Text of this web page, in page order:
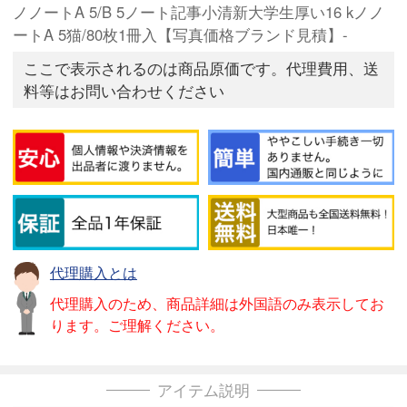
ノノートA 5/B 5ノート記事小清新大学生厚い16 kノノ
ートA 5猫/80枚1冊入【写真価格ブランド見積】-
ここで表示されるのは商品原価です。代理費用、送
料等はお問い合わせください
代理購入とは
代理購入のため、商品詳細は外国語のみ表示してお
ります。ご理解ください。
アイテム説明